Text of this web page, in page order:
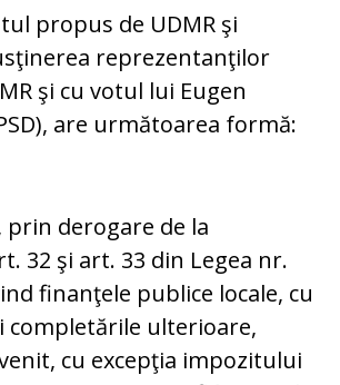
propus de UDMR şi
reprezentanţilor
şi cu votul lui Eugen
are următoarea formă:
prin derogare de la
32 şi art. 33 din Legea nr.
finanţele publice locale, cu
completările ulterioare,
cu excepţia impozitului